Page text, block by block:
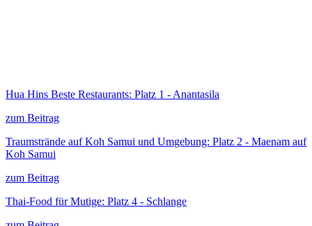
Hua Hins Beste Restaurants: Platz 1 - Anantasila
zum Beitrag
Traumstrände auf Koh Samui und Umgebung: Platz 2 - Maenam auf
Koh Samui
zum Beitrag
Thai-Food für Mutige: Platz 4 - Schlange